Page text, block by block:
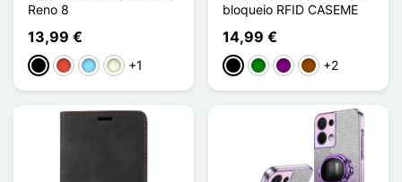
Reno 8
13,99 €
PretoVermelhoAzul Claro
Bege+1
bloqueio RFID CASEME
14,99 €
PretoVerdePúrpuraCastanho
+2